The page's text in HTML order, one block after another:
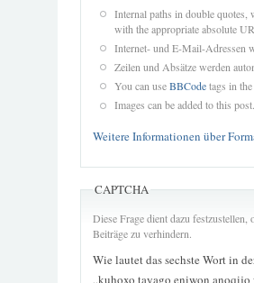
Internal paths in double quotes,
with the appropriate absolute
Internet- und E-Mail-Adressen
Zeilen und Absätze werden
You can useBBCodetags in
Images can be added to this post.
Weitere Informationen über
CAPTCHA
Diese Frage dient dazu
Beiträge zu verhindern.
Wie lautet das sechste Wort in
„kuhoxo tayago eniwon